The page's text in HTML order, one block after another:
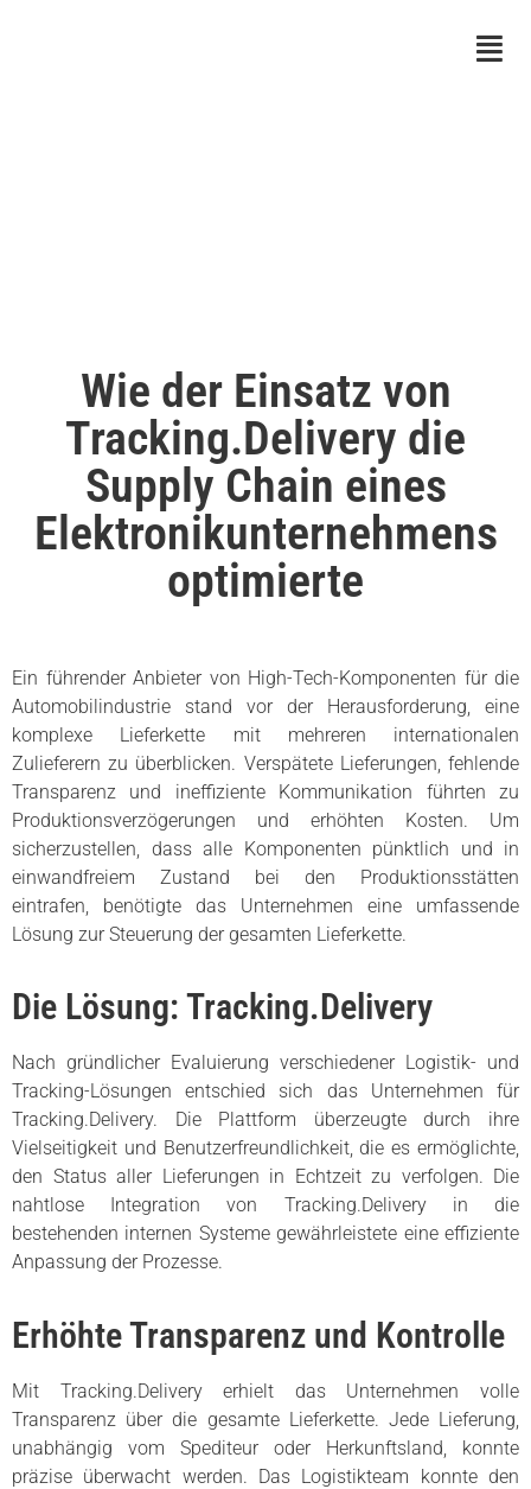
Wie der Einsatz von
Tracking.Delivery die
Supply Chain eines
Elektronikunternehmens
optimierte
Ein führender Anbieter von High-Tech-Komponenten für die
Automobilindustrie stand vor der Herausforderung, eine
komplexe Lieferkette mit mehreren internationalen
Zulieferern zu überblicken. Verspätete Lieferungen, fehlende
Transparenz und ineffiziente Kommunikation führten zu
Produktionsverzögerungen und erhöhten Kosten. Um
sicherzustellen, dass alle Komponenten pünktlich und in
einwandfreiem Zustand bei den Produktionsstätten
eintrafen, benötigte das Unternehmen eine umfassende
Lösung zur Steuerung der gesamten Lieferkette.
Die Lösung: Tracking.Delivery
Nach gründlicher Evaluierung verschiedener Logistik- und
Tracking-Lösungen entschied sich das Unternehmen für
Tracking.Delivery. Die Plattform überzeugte durch ihre
Vielseitigkeit und Benutzerfreundlichkeit, die es ermöglichte,
den Status aller Lieferungen in Echtzeit zu verfolgen. Die
nahtlose Integration von Tracking.Delivery in die
bestehenden internen Systeme gewährleistete eine effiziente
Anpassung der Prozesse.
Erhöhte Transparenz und Kontrolle
Mit Tracking.Delivery erhielt das Unternehmen volle
Transparenz über die gesamte Lieferkette. Jede Lieferung,
unabhängig vom Spediteur oder Herkunftsland, konnte
präzise überwacht werden. Das Logistikteam konnte den